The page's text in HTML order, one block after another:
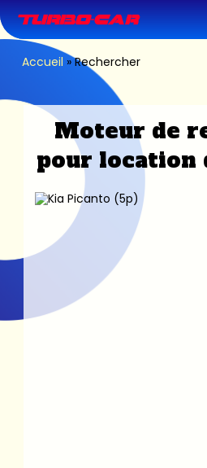
to
main
content
Accueil »Rechercher
Moteur de
pour location